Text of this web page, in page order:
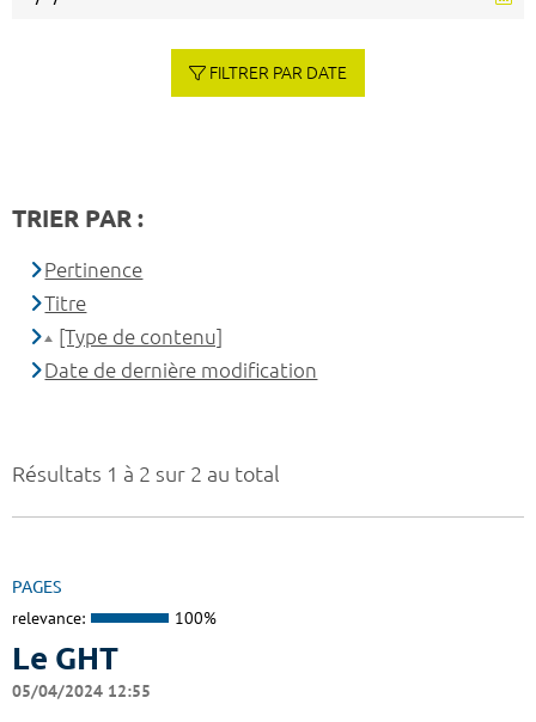
Résultats 1 à 2 sur 2 au total
PAGES
relevance: 100%
Le GHT
05/04/2024 12:55
FILTRER PAR DATE
TRIER PAR :
Pertinence
Titre
[Type de contenu]
Date de dernière modification